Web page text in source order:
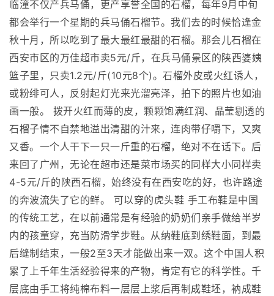
临潼不仅产兵马俑，更产享誉全国的石榴，每年9月中旬
都会举行一个星期的兵马俑石榴节。我们去的时候恰逢金
秋十月，所以吃到了最大最红最甜的石榴。那会儿石榴在
西安市区的万佳超市卖5元/斤，在兵马俑景区的陕西婆姨
篮子里，只卖1.2元/斤(10元8个)。石榴外皮或火红诱人，
或粉绯可人，反射起灯光来光溜亮泽，拍下的照片也如油
画一般。 拨开火红而薄的皮，颗颗饱满红润、晶莹剔透的
石榴子情不自禁地溢出清甜的汁来，连肉带仔嚼下，又爽
又香。一个人干下一只一斤重的石榴，绝对不在话下。后
来回了广州，无论在超市还是菜市场买的同样大小同样卖
4-5元/斤的陕西石榴，始终没有在西安吃的好，也许路途
的奔波流失了它的鲜。 可以穿的虎头鞋 手工布鞋是中国
的传统工艺，在以前通常是有经验的奶奶们亲手做给半岁
内的孩童穿，充当防滑学步鞋。从纳鞋底到绣鞋面，到最
后缝制结束，一般2至3天才能做出来一双。这个中国人积
累了上千年生活经验得来的产物，肯定有它的科学性。千
层底由手工将纯棉布料一层层上浆后再制成鞋坯，衲成鞋